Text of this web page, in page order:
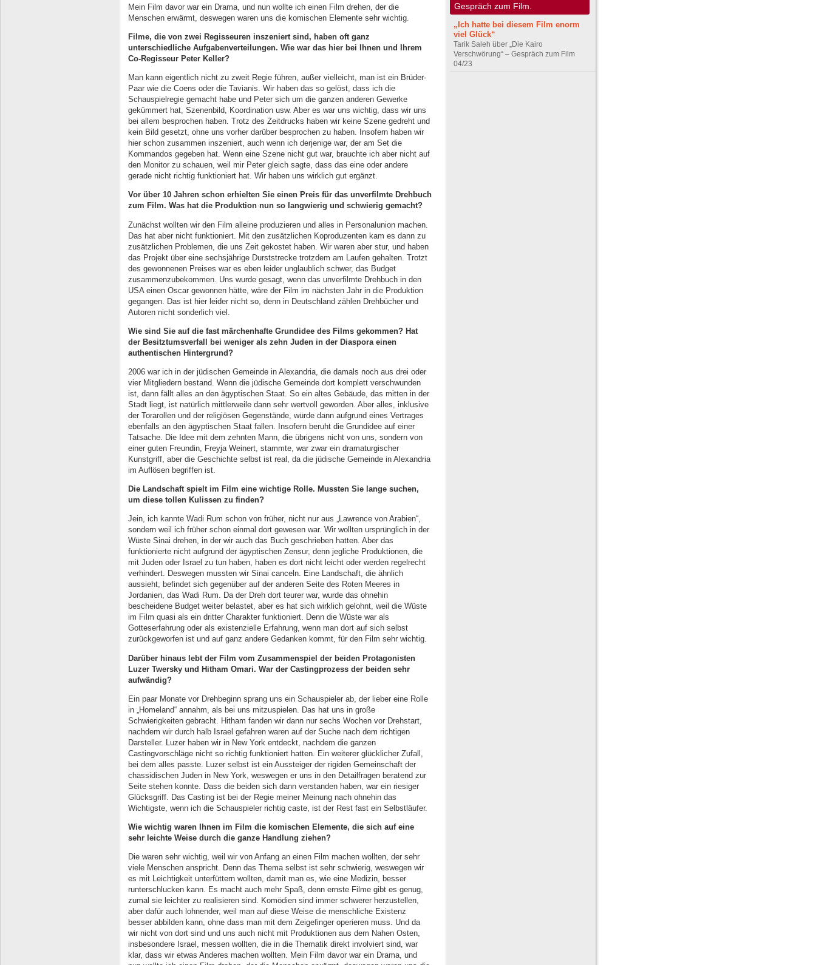
Mein Film davor war ein Drama, und nun wollte ich einen Film drehen, der die
Menschen erwärmt, deswegen waren uns die komischen Elemente sehr wichtig.
Filme, die von zwei Regisseuren inszeniert sind, haben oft ganz
unterschiedliche Aufgabenverteilungen. Wie war das hier bei Ihnen und Ihrem
Co-Regisseur Peter Keller?
Man kann eigentlich nicht zu zweit Regie führen, außer vielleicht, man ist ein Brüder-
Paar wie die Coens oder die Tavianis. Wir haben das so gelöst, dass ich die
Schauspielregie gemacht habe und Peter sich um die ganzen anderen Gewerke
gekümmert hat, Szenenbild, Koordination usw. Aber es war uns wichtig, dass wir uns
bei allem besprochen haben. Trotz des Zeitdrucks haben wir keine Szene gedreht und
kein Bild gesetzt, ohne uns vorher darüber besprochen zu haben. Insofern haben wir
hier schon zusammen inszeniert, auch wenn ich derjenige war, der am Set die
Kommandos gegeben hat. Wenn eine Szene nicht gut war, brauchte ich aber nicht auf
den Monitor zu schauen, weil mir Peter gleich sagte, dass das eine oder andere
gerade nicht richtig funktioniert hat. Wir haben uns wirklich gut ergänzt.
Vor über 10 Jahren schon erhielten Sie einen Preis für das unverfilmte Drehbuch
zum Film. Was hat die Produktion nun so langwierig und schwierig gemacht?
Zunächst wollten wir den Film alleine produzieren und alles in Personalunion machen.
Das hat aber nicht funktioniert. Mit den zusätzlichen Koproduzenten kam es dann zu
zusätzlichen Problemen, die uns Zeit gekostet haben. Wir waren aber stur, und haben
das Projekt über eine sechsjährige Durststrecke trotzdem am Laufen gehalten. Trotzt
des gewonnenen Preises war es eben leider unglaublich schwer, das Budget
zusammenzubekommen. Uns wurde gesagt, wenn das unverfilmte Drehbuch in den
USA einen Oscar gewonnen hätte, wäre der Film im nächsten Jahr in die Produktion
gegangen. Das ist hier leider nicht so, denn in Deutschland zählen Drehbücher und
Autoren nicht sonderlich viel.
Wie sind Sie auf die fast märchenhafte Grundidee des Films gekommen? Hat
der Besitztumsverfall bei weniger als zehn Juden in der Diaspora einen
authentischen Hintergrund?
2006 war ich in der jüdischen Gemeinde in Alexandria, die damals noch aus drei oder
vier Mitgliedern bestand. Wenn die jüdische Gemeinde dort komplett verschwunden
ist, dann fällt alles an den ägyptischen Staat. So ein altes Gebäude, das mitten in der
Stadt liegt, ist natürlich mittlerweile dann sehr wertvoll geworden. Aber alles, inklusive
der Torarollen und der religiösen Gegenstände, würde dann aufgrund eines Vertrages
ebenfalls an den ägyptischen Staat fallen. Insofern beruht die Grundidee auf einer
Tatsache. Die Idee mit dem zehnten Mann, die übrigens nicht von uns, sondern von
einer guten Freundin, Freyja Weinert, stammte, war zwar ein dramaturgischer
Kunstgriff, aber die Geschichte selbst ist real, da die jüdische Gemeinde in Alexandria
im Auflösen begriffen ist.
Die Landschaft spielt im Film eine wichtige Rolle. Mussten Sie lange suchen,
um diese tollen Kulissen zu finden?
Jein, ich kannte Wadi Rum schon von früher, nicht nur aus „Lawrence von Arabien“,
sondern weil ich früher schon einmal dort gewesen war. Wir wollten ursprünglich in der
Wüste Sinai drehen, in der wir auch das Buch geschrieben hatten. Aber das
funktionierte nicht aufgrund der ägyptischen Zensur, denn jegliche Produktionen, die
mit Juden oder Israel zu tun haben, haben es dort nicht leicht oder werden regelrecht
verhindert. Deswegen mussten wir Sinai canceln. Eine Landschaft, die ähnlich
aussieht, befindet sich gegenüber auf der anderen Seite des Roten Meeres in
Jordanien, das Wadi Rum. Da der Dreh dort teurer war, wurde das ohnehin
bescheidene Budget weiter belastet, aber es hat sich wirklich gelohnt, weil die Wüste
im Film quasi als ein dritter Charakter funktioniert. Denn die Wüste war als
Gotteserfahrung oder als existenzielle Erfahrung, wenn man dort auf sich selbst
zurückgeworfen ist und auf ganz andere Gedanken kommt, für den Film sehr wichtig.
Darüber hinaus lebt der Film vom Zusammenspiel der beiden Protagonisten
Luzer Twersky und Hitham Omari. War der Castingprozess der beiden sehr
aufwändig?
Ein paar Monate vor Drehbeginn sprang uns ein Schauspieler ab, der lieber eine Rolle
in „Homeland“ annahm, als bei uns mitzuspielen. Das hat uns in große
Schwierigkeiten gebracht. Hitham fanden wir dann nur sechs Wochen vor Drehstart,
nachdem wir durch halb Israel gefahren waren auf der Suche nach dem richtigen
Darsteller. Luzer haben wir in New York entdeckt, nachdem die ganzen
Castingvorschläge nicht so richtig funktioniert hatten. Ein weiterer glücklicher Zufall,
bei dem alles passte. Luzer selbst ist ein Aussteiger der rigiden Gemeinschaft der
chassidischen Juden in New York, weswegen er uns in den Detailfragen beratend zur
Seite stehen konnte. Dass die beiden sich dann verstanden haben, war ein riesiger
Glücksgriff. Das Casting ist bei der Regie meiner Meinung nach ohnehin das
Wichtigste, wenn ich die Schauspieler richtig caste, ist der Rest fast ein Selbstläufer.
Wie wichtig waren Ihnen im Film die komischen Elemente, die sich auf eine
sehr leichte Weise durch die ganze Handlung ziehen?
Die waren sehr wichtig, weil wir von Anfang an einen Film machen wollten, der sehr
viele Menschen anspricht. Denn das Thema selbst ist sehr schwierig, weswegen wir
es mit Leichtigkeit unterfüttern wollten, damit man es, wie eine Medizin, besser
runterschlucken kann. Es macht auch mehr Spaß, denn ernste Filme gibt es genug,
zumal sie leichter zu realisieren sind. Komödien sind immer schwerer herzustellen,
aber dafür auch lohnender, weil man auf diese Weise die menschliche Existenz
besser abbilden kann, ohne dass man mit dem Zeigefinger operieren muss. Und da
wir nicht von dort sind und uns auch nicht mit Produktionen aus dem Nahen Osten,
insbesondere Israel, messen wollten, die in die Thematik direkt involviert sind, war
klar, dass wir etwas Anderes machen wollten. Mein Film davor war ein Drama, und
Gespräch zum Film.
„Ich hatte bei diesem Film enorm
viel Glück“
Tarik Saleh über „Die Kairo
Verschwörung“ – Gespräch zum Film
04/23